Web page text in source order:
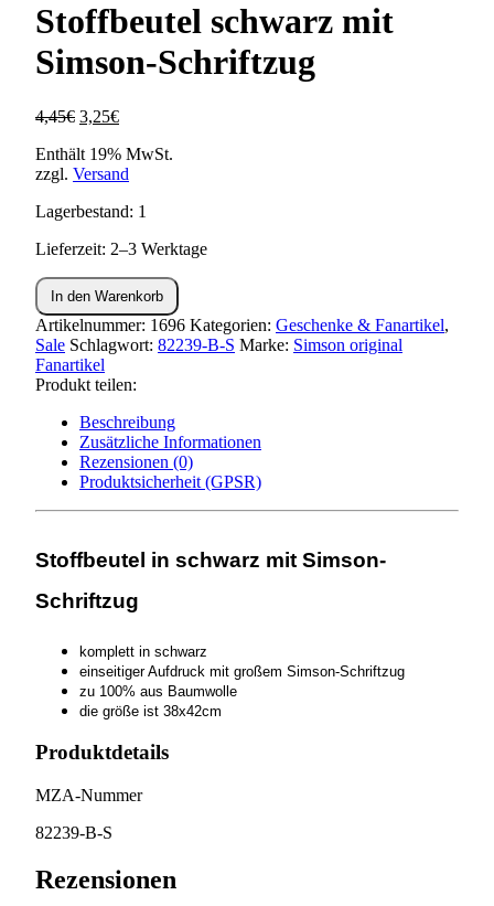
Stoffbeutel schwarz mit
Simson-Schriftzug
4,45€ Ursprünglicher
war:
4,45€
3,25€Aktueller
ist:
3,25€.
Enthält 19% MwSt.
zzgl. Versand
Lagerbestand: 1
Lieferzeit: 2–3 Werktage
Stoffbeutel
schwarz
mit
Simson-
Schriftzug
Menge
In den Warenkorb
Artikelnummer: 1696 Kategorien: Geschenke & Fanartikel,
Sale Schlagwort: 82239-B-S Marke: Simson original
Fanartikel
Produkt teilen:
Beschreibung
Zusätzliche Informationen
Rezensionen (0)
Produktsicherheit (GPSR)
Stoffbeutel in schwarz mit Simson-
Schriftzug
komplett in schwarz
einseitiger Aufdruck mit großem Simson-Schriftzug
zu 100% aus Baumwolle
die größe ist 38x42cm
Produktdetails
MZA-Nummer
82239-B-S
Rezensionen